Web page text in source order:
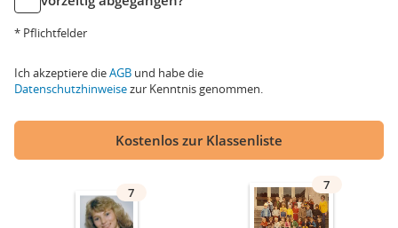
* Pflichtfelder
Ich akzeptiere dieAGB und habe die
Datenschutzhinweisezur Kenntnis genommen.
Kostenlos zur Klassenliste
7 7